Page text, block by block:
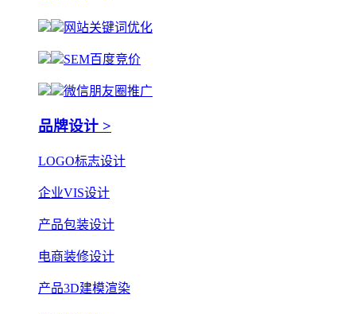
网站关键词优化
SEM百度竞价
微信朋友圈推广
品牌设计 >
LOGO标志设计
企业VIS设计
产品包装设计
电商装修设计
产品3D建模渲染